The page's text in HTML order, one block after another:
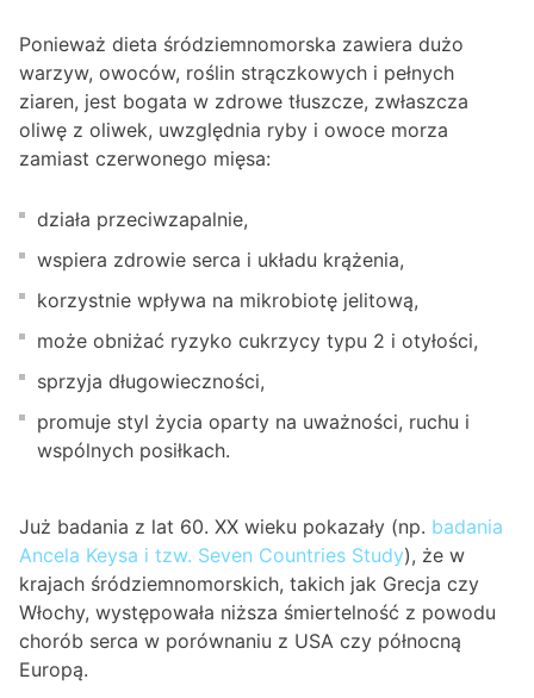
Ponieważ dieta śródziemnomorska zawiera dużo
warzyw, owoców, roślin strączkowych i pełnych
ziaren, jest bogata w zdrowe tłuszcze, zwłaszcza
oliwę z oliwek, uwzględnia ryby i owoce morza
zamiast czerwonego mięsa:
działa przeciwzapalnie,
wspiera zdrowie serca i układu krążenia,
korzystnie wpływa na mikrobiotę jelitową,
może obniżać ryzyko cukrzycy typu 2 i otyłości,
sprzyja długowieczności,
promuje styl życia oparty na uważności, ruchu i
wspólnych posiłkach.
Już badania z lat 60. XX wieku pokazały (np. badania
Ancela Keysa i tzw. Seven Countries Study), że w
krajach śródziemnomorskich, takich jak Grecja czy
Włochy, występowała niższa śmiertelność z powodu
chorób serca w porównaniu z USA czy północną
Europą.